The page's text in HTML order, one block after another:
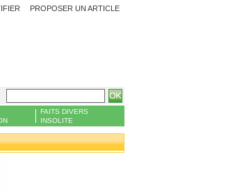
PROPOSER UN ARTICLE
FAITS DIVERS
INSOLITE